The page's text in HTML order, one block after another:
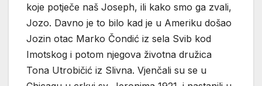
koje potječe naš Joseph, ili kako smo ga zvali,
Jozo. Davno je to bilo kad je u Ameriku došao
Jozin otac Marko Čondić iz sela Svib kod
Imotskog i potom njegova životna družica
Tona Utrobičić iz Slivna. Vjenčali su se u